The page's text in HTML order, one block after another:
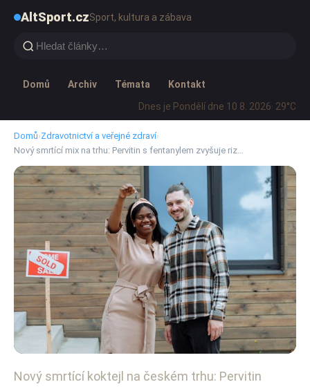
AltSport.czSport, kultura a zábava
Domů Archiv Témata
Kontakt
Dnes je Pondělí dne 10 8. 2026· 29°C
Domů›Zdravotnictví a veřejné zdraví›
Nový smrtící mix na trhu: Pervitin s fentanylem zvyšuje riz…
Zdravotnictví a veřejné zdraví
Nový smrtící koktejl na českém trhu: Pervitin